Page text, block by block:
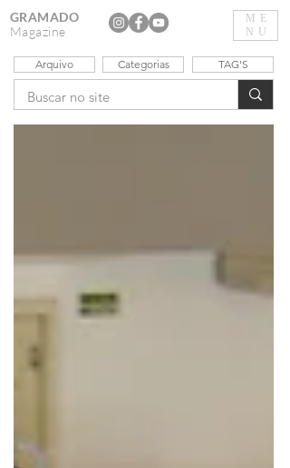
ME
NU
GRAMADO
Magazine
Arquivo Categorias TAG'S